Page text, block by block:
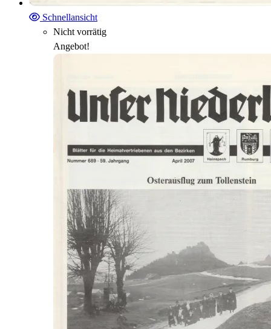
Schnellansicht
Nicht vorrätig
Angebot!